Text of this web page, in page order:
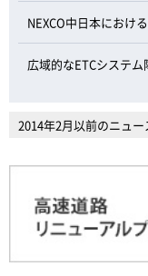
NEXCO中日本におけ
広域的なETCシステ
2014年2月以前のニュ